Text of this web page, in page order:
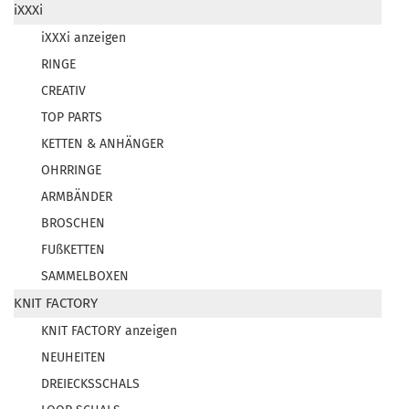
iXXXi
iXXXi anzeigen
RINGE
CREATIV
TOP PARTS
KETTEN & ANHÄNGER
OHRRINGE
ARMBÄNDER
BROSCHEN
FUßKETTEN
SAMMELBOXEN
KNIT FACTORY
KNIT FACTORY anzeigen
NEUHEITEN
DREIECKSSCHALS